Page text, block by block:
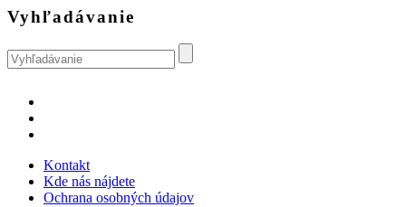
Vyhľadávanie
Kontakt
Kde nás nájdete
Ochrana osobných údajov